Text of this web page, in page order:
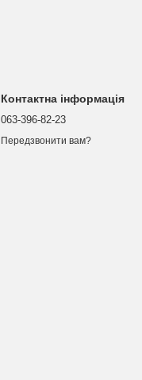
Контактна інформація
063-396-82-23
Передзвонити вам?